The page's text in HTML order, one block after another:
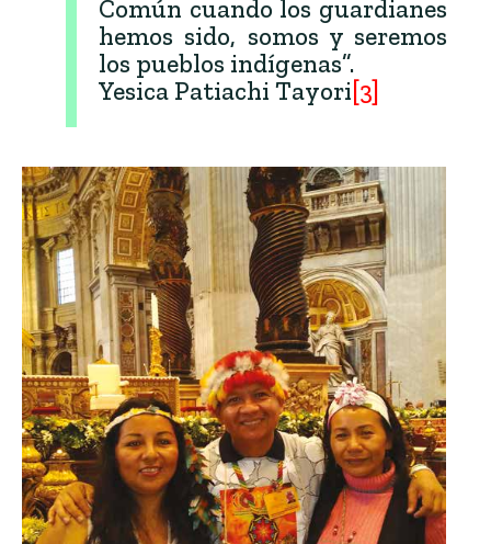
Común cuando los guardianes
hemos sido, somos y seremos
los pueblos indígenas”.
Yesica Patiachi Tayori[3]